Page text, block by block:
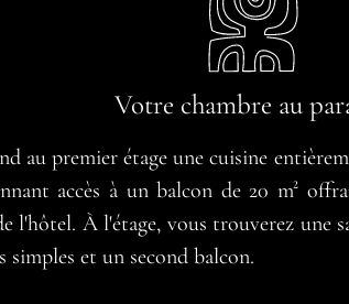
Votre chambre au
au premier étage une cuisine
accès à un balcon de 20 m²
l'hôtel. À l'étage, vous trouverez une
et un second balcon.